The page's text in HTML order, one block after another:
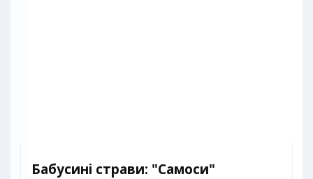
Бабусині страви: "Самоси"